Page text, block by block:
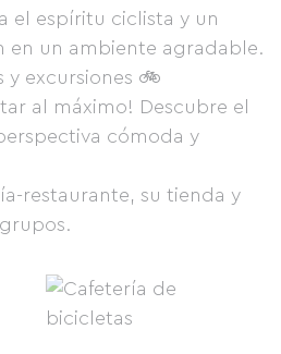
el espíritu ciclista y un
en un ambiente agradable.
excursiones 🚲
al máximo! Descubre el
cómoda y
restaurante, su tienda y